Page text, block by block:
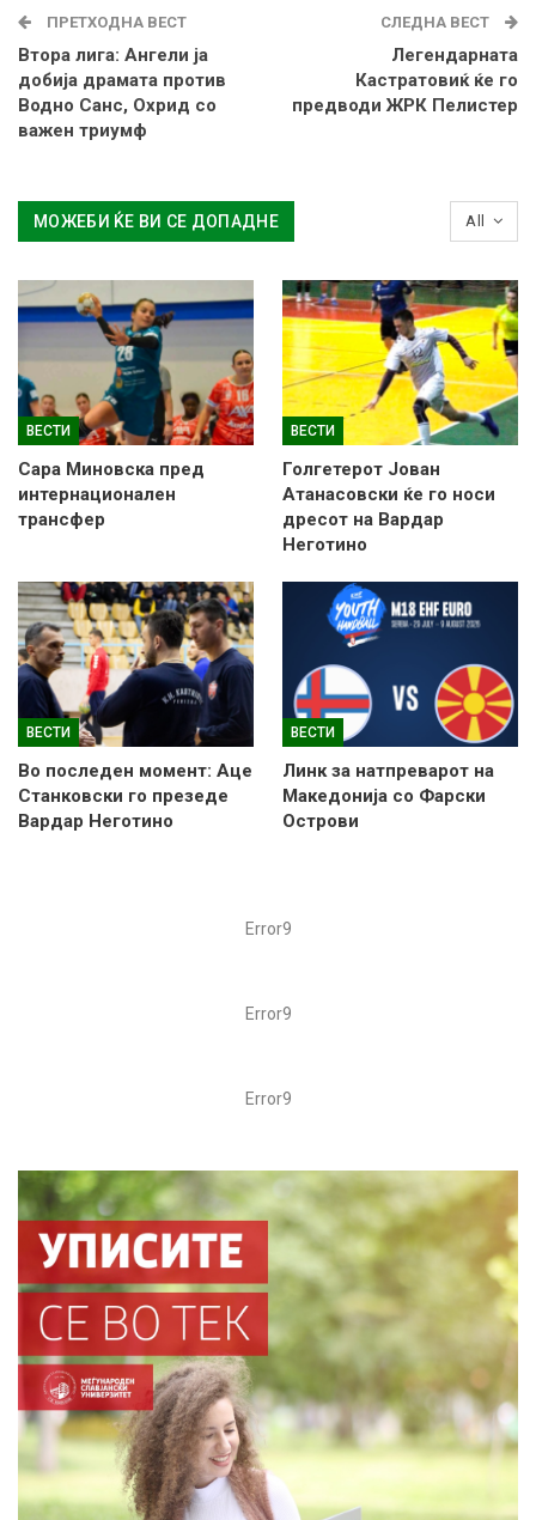
ПРЕТХОДНА ВЕСТ
Втора лига: Ангели ја
добија драмата против
Водно Санс, Охрид со
важен триумф
СЛЕДНА ВЕСТ
Легендарната
Кастратовиќ ќе го
предводи ЖРК Пелистер
All
МОЖЕБИ ЌЕ ВИ СЕ ДОПАДНЕ
ВЕСТИ
Сара Миновска пред
интернационален
трансфер
ВЕСТИ
Голгетерот Јован
Атанасовски ќе го носи
дресот на Вардар
Неготино
ВЕСТИ
Во последен момент: Аце
Станковски го презеде
Вардар Неготино
ВЕСТИ
Линк за натпреварот на
Македонија со Фарски
Острови
Error9
Error9
Error9